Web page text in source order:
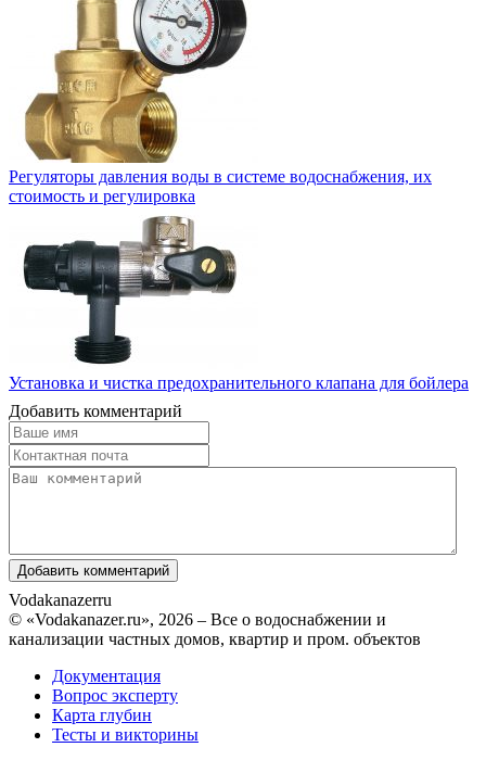
Регуляторы давления воды в системе водоснабжения, их
стоимость и регулировка
Установка и чистка предохранительного клапана для бойлера
Добавить комментарий
Vodakanazerru
© «Vodakanazer.ru», 2026 – Все о водоснабжении и
канализации частных домов, квартир и пром. объектов
Документация
Вопрос эксперту
Карта глубин
Тесты и викторины